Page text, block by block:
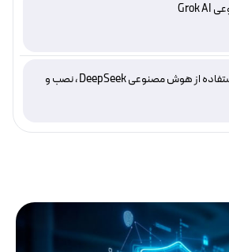
دیپ سیک چیست؟ استفاده از هوش مصنوعی DeepSeek ، نصب و